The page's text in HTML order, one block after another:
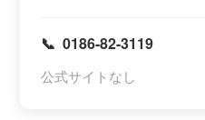
0186-82-3119
公式サイトなし